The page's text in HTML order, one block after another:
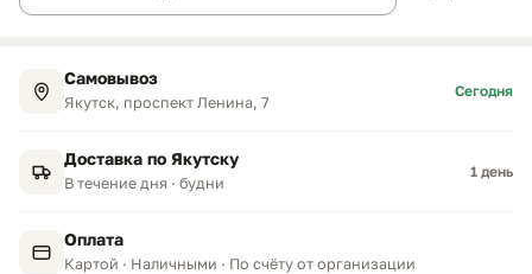
Самовывоз
Якутск, проспект Ленина, 7
Сегодня
Доставка по Якутску
В течение дня · будни
1 день
Оплата
Картой · Наличными · По счёту от организации